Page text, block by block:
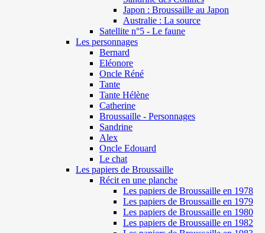
Japon : Broussaille au Japon
Australie : La source
Satellite n°5 - Le faune
Les personnages
Bernard
Eléonore
Oncle Réné
Tante
Tante Hélène
Catherine
Broussaille - Personnages
Sandrine
Alex
Oncle Edouard
Le chat
Les papiers de Broussaille
Récit en une planche
Les papiers de Broussaille en 1978
Les papiers de Broussaille en 1979
Les papiers de Broussaille en 1980
Les papiers de Broussaille en 1982